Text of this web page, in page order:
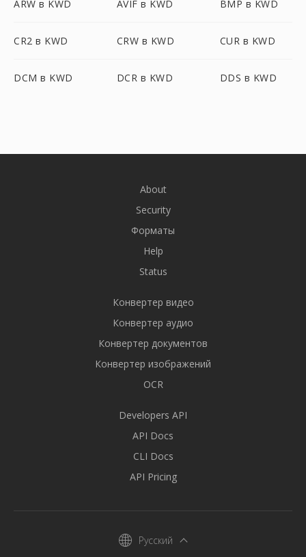
ARW в KWD AVIF в KWD BMP в KWD
CR2 в KWD CRW в KWD CUR в KWD
DCM в KWD DCR в KWD DDS в KWD
About
Security
Форматы
Help
Status
Конвертер видео
Конвертер аудио
Конвертер документов
Конвертер изображений
OCR
Developers API
API Docs
CLI Docs
API Pricing
Русский